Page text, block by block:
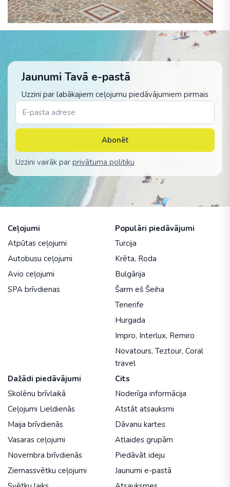
Jaunumi Tavā e-pastā
Uzzini par labākajiem ceļojumu piedāvājumiem pirmais
Abonēt
Uzzini vairāk par privātuma politiku
Ceļojumi
Atpūtas ceļojumi
Autobusu ceļojumi
Avio ceļojumi
SPA brīvdienas
Populāri piedāvājumi
Turcija
Krēta, Roda
Bulgārija
Šarm eš Šeiha
Tenerife
Hurgada
Impro, Interlux, Remiro
Novatours, Teztour, Coral
travel
Dažādi piedāvājumi
Skolēnu brīvlaikā
Ceļojumi Lieldienās
Maija brīvdienās
Vasaras ceļojumi
Novembra brīvdienās
Ziemassvētku ceļojumi
Cits
Noderīga informācija
Atstāt atsauksmi
Dāvanu kartes
Atlaides grupām
Piedāvāt ideju
Jaunumi e-pastā